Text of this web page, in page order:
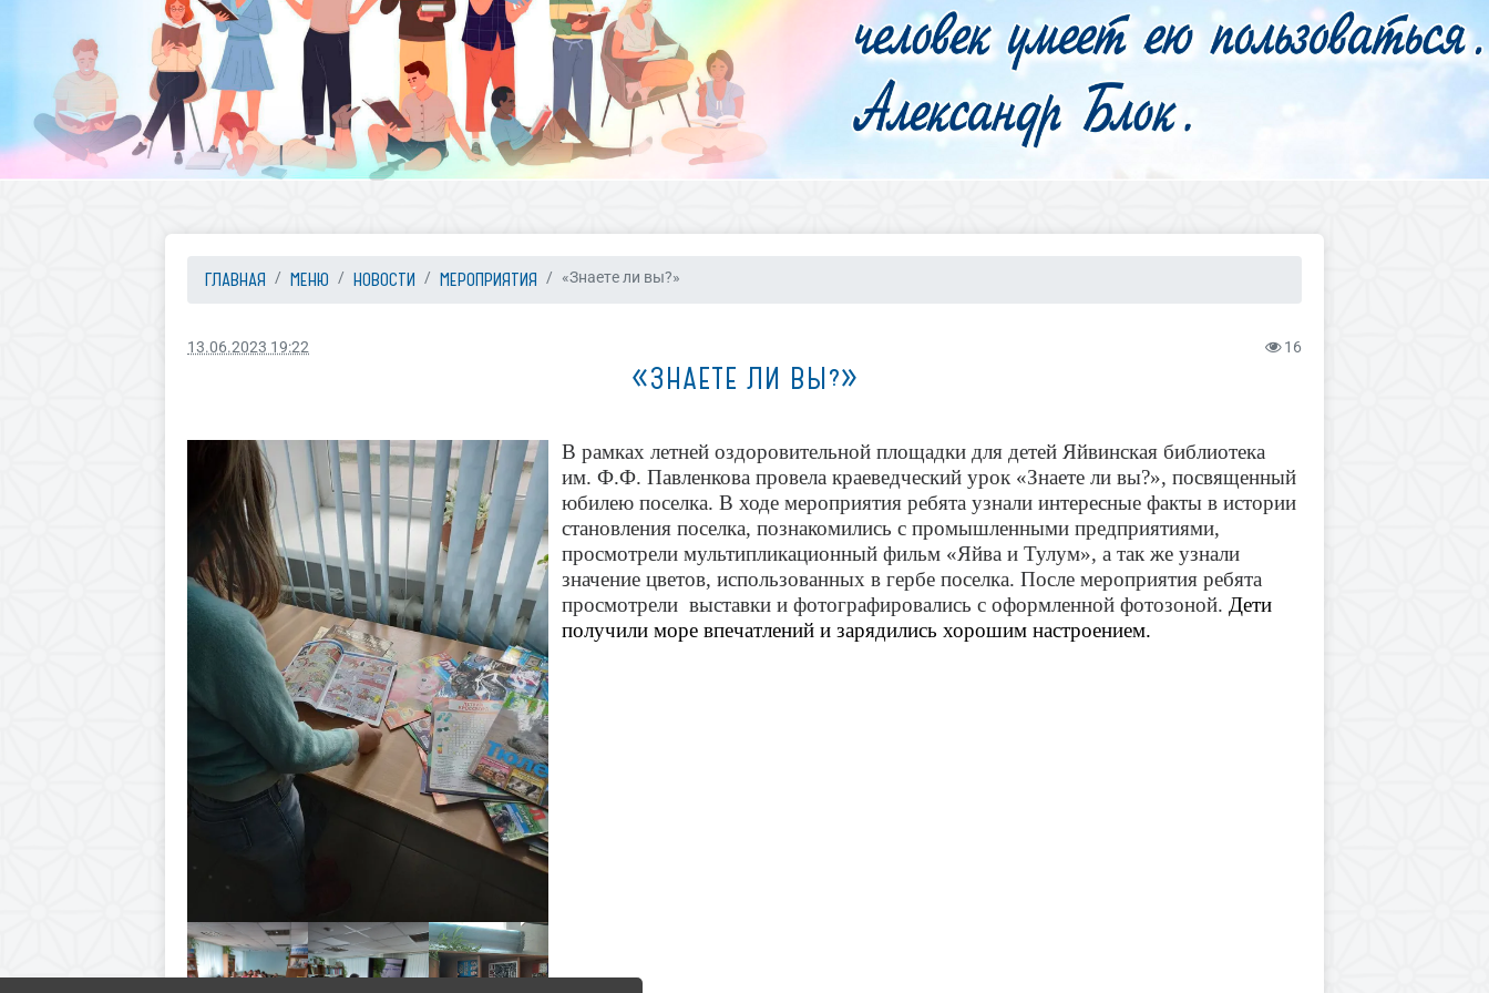
ГЛАВНАЯ МЕНЮ НОВОСТИ МЕРОПРИЯТИЯ «Знаете ли вы?»
13.06.2023 19:22 16
«ЗНАЕТЕ ЛИ ВЫ?»
В рамках летней оздоровительной площадки для детей Яйвинская библиотека
им. Ф.Ф. Павленкова провела краеведческий урок «Знаете ли вы?», посвященный
юбилею поселка. В ходе мероприятия ребята узнали интересные факты в истории
становления поселка, познакомились с промышленными предприятиями,
просмотрели мультипликационный фильм «Яйва и Тулум», а так же узнали
значение цветов, использованных в гербе поселка. После мероприятия ребята
просмотрели выставки и фотографировались с оформленной фотозоной. Дети
получили море впечатлений и зарядились хорошим настроением.